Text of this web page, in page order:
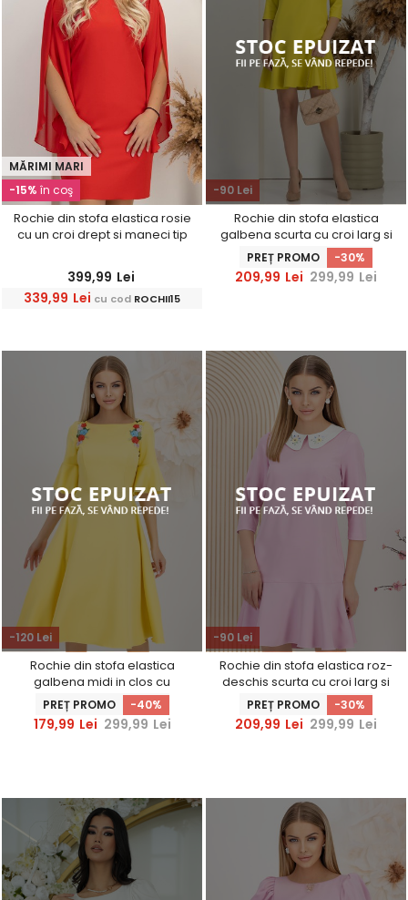
-15% în coş
MĂRIMI MARI
Rochie din stofa elastica rosie
cu un croi drept si maneci tip
umeri - StarShinerS
399,99 Lei
339,99 Lei cu cod ROCHII15
-90 Lei
Rochie din stofa elastica
galbena scurta cu croi larg si
guler cu detalii brodate -
StarShinerS
PREȚ PROMO -30%
209,99 Lei 299,99 Lei
-120 Lei
Rochie din stofa elastica
galbena midi in clos cu
broderie florala unica -
StarShinerS
PREȚ PROMO -40%
179,99 Lei 299,99 Lei
-90 Lei
Rochie din stofa elastica roz-
deschis scurta cu croi larg si
guler cu detalii brodate -
StarShinerS
PREȚ PROMO -30%
209,99 Lei 299,99 Lei